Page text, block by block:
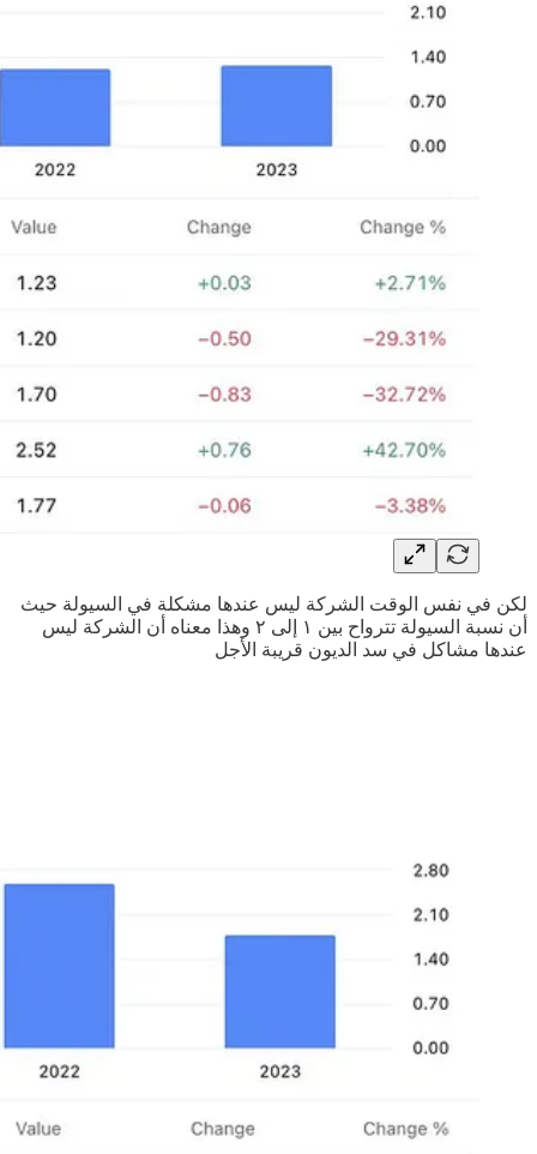
لكن في نفس الوقت الشركة ليس عندها مشكلة في السيولة حيث
أن نسبة السيولة تترواح بين ١ إلى ٢ وهذا معناه أن الشركة ليس
عندها مشاكل في سد الديون قريبة الأجل